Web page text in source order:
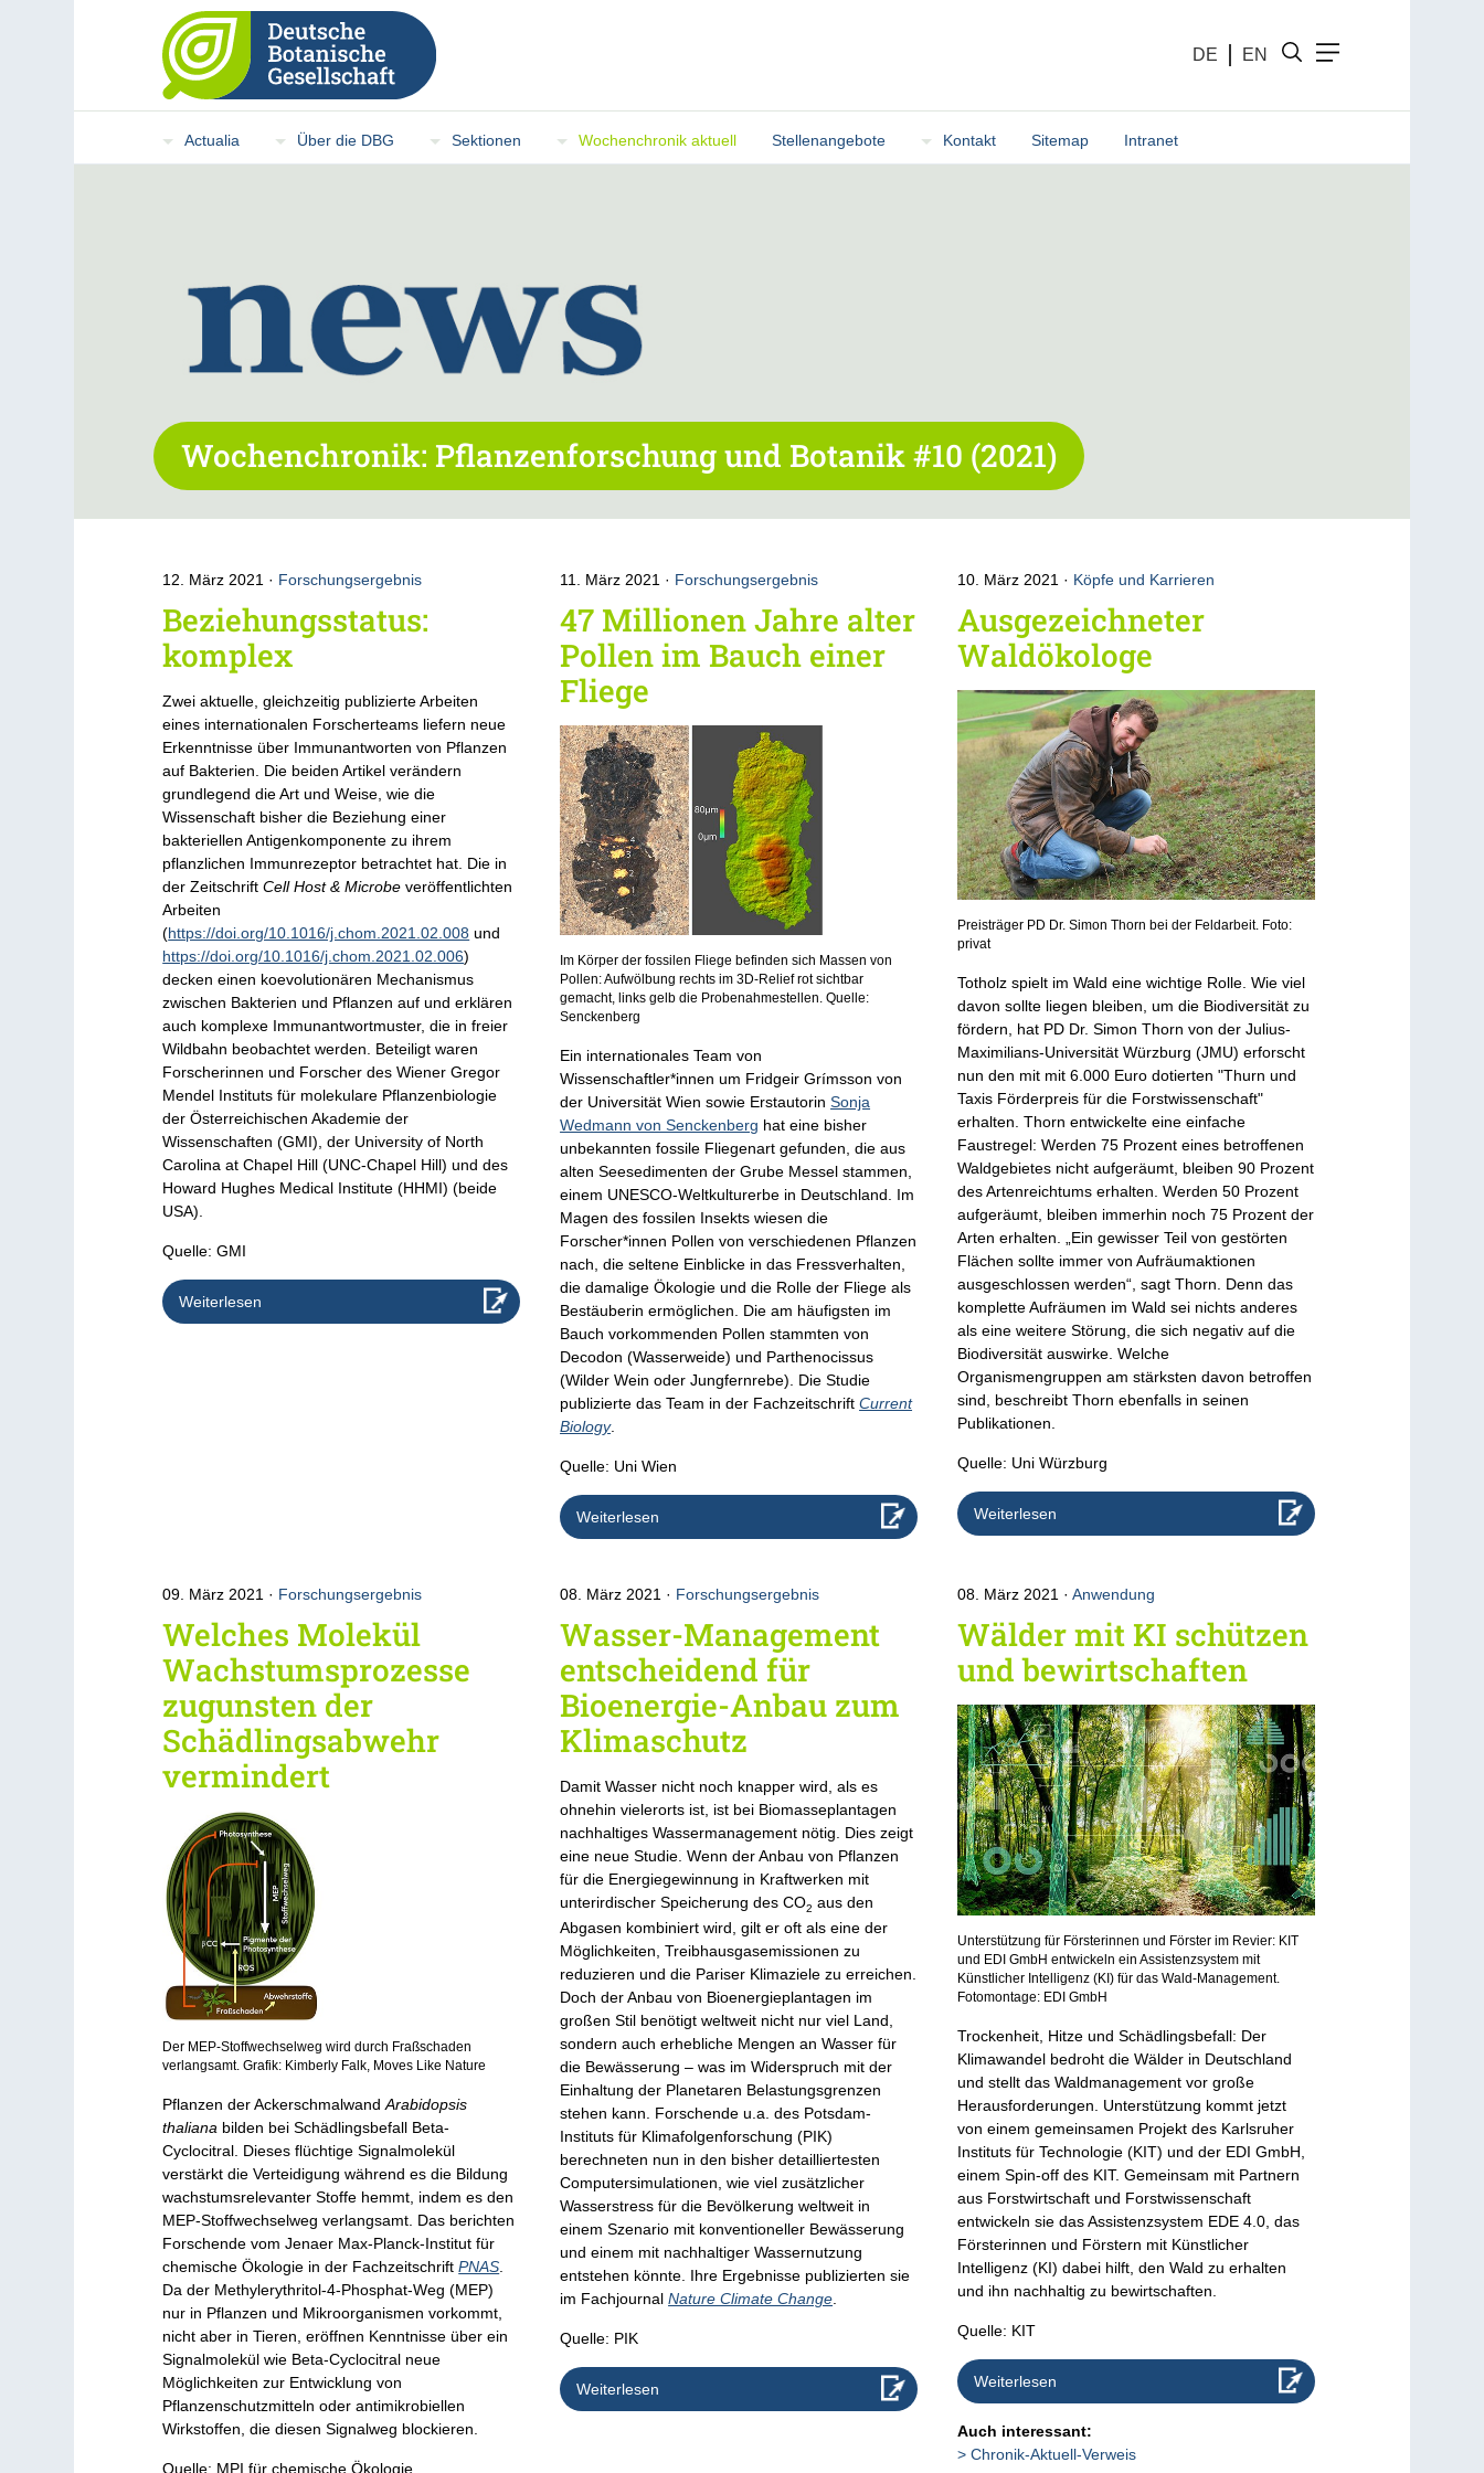
DE EN
Actualia Über die DBG Sektionen Wochenchronik aktuell Stellenangebote Kontakt Sitemap Intranet
Wochenchronik: Pflanzenforschung und Botanik #10 (2021)
12. März 2021 Forschungsergebnis
Beziehungsstatus:
komplex
Zwei aktuelle, gleichzeitig publizierte Arbeiten
eines internationalen Forscherteams liefern neue
Erkenntnisse über Immunantworten von Pflanzen
auf Bakterien. Die beiden Artikel verändern
grundlegend die Art und Weise, wie die
Wissenschaft bisher die Beziehung einer
bakteriellen Antigenkomponente zu ihrem
pflanzlichen Immunrezeptor betrachtet hat. Die in
der ZeitschriftCell Host & Microbe veröffentlichten
Arbeiten
(https://doi.org/10.1016/j.chom.2021.02.008 und
https://doi.org/10.1016/j.chom.2021.02.006)
decken einen koevolutionären Mechanismus
zwischen Bakterien und Pflanzen auf und erklären
auch komplexe Immunantwortmuster, die in freier
Wildbahn beobachtet werden. Beteiligt waren
Forscherinnen und Forscher des Wiener Gregor
Mendel Instituts für molekulare Pflanzenbiologie
der Österreichischen Akademie der
Wissenschaften (GMI), der University of North
Carolina at Chapel Hill (UNC-Chapel Hill) und des
Howard Hughes Medical Institute (HHMI) (beide
USA).
Quelle: GMI
Weiterlesen
11. März 2021 Forschungsergebnis
47 Millionen Jahre alter
Pollen im Bauch einer
Fliege
Im Körper der fossilen Fliege befinden sich Massen von
Pollen: Aufwölbung rechts im 3D-Relief rot sichtbar
gemacht, links gelb die Probenahmestellen. Quelle:
Senckenberg
Ein internationales Team von
Wissenschaftler*innen um Fridgeir Grímsson von
der Universität Wien sowie ErstautorinSonja
Wedmann von Senckenberg hat eine bisher
unbekannten fossile Fliegenart gefunden, die aus
alten Seesedimenten der Grube Messel stammen,
einem UNESCO-Weltkulturerbe in Deutschland. Im
Magen des fossilen Insekts wiesen die
Forscher*innen Pollen von verschiedenen Pflanzen
nach, die seltene Einblicke in das Fressverhalten,
die damalige Ökologie und die Rolle der Fliege als
Bestäuberin ermöglichen. Die am häufigsten im
Bauch vorkommenden Pollen stammten von
Decodon (Wasserweide) und Parthenocissus
(Wilder Wein oder Jungfernrebe). Die Studie
publizierte das Team in der FachzeitschriftCurrent
Biology.
Quelle: Uni Wien
Weiterlesen
10. März 2021 Köpfe und Karrieren
Ausgezeichneter
Waldökologe
Preisträger PD Dr. Simon Thorn bei der Feldarbeit. Foto:
privat
Totholz spielt im Wald eine wichtige Rolle. Wie viel
davon sollte liegen bleiben, um die Biodiversität zu
fördern, hat PD Dr. Simon Thorn von der Julius-
Maximilians-Universität Würzburg (JMU) erforscht
nun den mit mit 6.000 Euro dotierten "Thurn und
Taxis Förderpreis für die Forstwissenschaft"
erhalten. Thorn entwickelte eine einfache
Faustregel: Werden 75 Prozent eines betroffenen
Waldgebietes nicht aufgeräumt, bleiben 90 Prozent
des Artenreichtums erhalten. Werden 50 Prozent
aufgeräumt, bleiben immerhin noch 75 Prozent der
Arten erhalten. „Ein gewisser Teil von gestörten
Flächen sollte immer von Aufräumaktionen
ausgeschlossen werden“, sagt Thorn. Denn das
komplette Aufräumen im Wald sei nichts anderes
als eine weitere Störung, die sich negativ auf die
Biodiversität auswirke. Welche
Organismengruppen am stärksten davon betroffen
sind, beschreibt Thorn ebenfalls in seinen
Publikationen.
Quelle: Uni Würzburg
Weiterlesen
09. März 2021 Forschungsergebnis
Welches Molekül
Wachstumsprozesse
zugunsten der
Schädlingsabwehr
vermindert
Der MEP-Stoffwechselweg wird durch Fraßschaden
verlangsamt. Grafik: Kimberly Falk, Moves Like Nature
Pflanzen der AckerschmalwandArabidopsis
thaliana bilden bei Schädlingsbefall Beta-
Cyclocitral. Dieses flüchtige Signalmolekül
verstärkt die Verteidigung während es die Bildung
wachstumsrelevanter Stoffe hemmt, indem es den
MEP-Stoffwechselweg verlangsamt. Das berichten
Forschende vom Jenaer Max-Planck-Institut für
chemische Ökologie in der FachzeitschriftPNAS
Da der Methylerythritol-4-Phosphat-Weg (MEP)
nur in Pflanzen und Mikroorganismen vorkommt,
nicht aber in Tieren, eröffnen Kenntnisse über ein
Signalmolekül wie Beta-Cyclocitral neue
Möglichkeiten zur Entwicklung von
Pflanzenschutzmitteln oder antimikrobiellen
Wirkstoffen, die diesen Signalweg blockieren.
Quelle: MPI für chemische Ökologie
08. März 2021 Forschungsergebnis
Wasser-Management
entscheidend für
Bioenergie-Anbau zum
Klimaschutz
Damit Wasser nicht noch knapper wird, als es
ohnehin vielerorts ist, ist bei Biomasseplantagen
nachhaltiges Wassermanagement nötig. Dies zeigt
eine neue Studie. Wenn der Anbau von Pflanzen
für die Energiegewinnung in Kraftwerken mit
unterirdischer Speicherung des CO2 aus den
Abgasen kombiniert wird, gilt er oft als eine der
Möglichkeiten, Treibhausgasemissionen zu
reduzieren und die Pariser Klimaziele zu erreichen.
Doch der Anbau von Bioenergieplantagen im
großen Stil benötigt weltweit nicht nur viel Land,
sondern auch erhebliche Mengen an Wasser für
die Bewässerung – was im Widerspruch mit der
Einhaltung der Planetaren Belastungsgrenzen
stehen kann. Forschende u.a. des Potsdam-
Instituts für Klimafolgenforschung (PIK)
berechneten nun in den bisher detailliertesten
Computersimulationen, wie viel zusätzlicher
Wasserstress für die Bevölkerung weltweit in
einem Szenario mit konventioneller Bewässerung
und einem mit nachhaltiger Wassernutzung
entstehen könnte. Ihre Ergebnisse publizierten sie
im FachjournalNature Climate Change
Quelle: PIK
Weiterlesen
08. März 2021 Anwendung
Wälder mit KI schützen
und bewirtschaften
Unterstützung für Försterinnen und Förster im Revier: KIT
und EDI GmbH entwickeln ein Assistenzsystem mit
Künstlicher Intelligenz (KI) für das Wald-Management.
Fotomontage: EDI GmbH
Trockenheit, Hitze und Schädlingsbefall: Der
Klimawandel bedroht die Wälder in Deutschland
und stellt das Waldmanagement vor große
Herausforderungen. Unterstützung kommt jetzt
von einem gemeinsamen Projekt des Karlsruher
Instituts für Technologie (KIT) und der EDI GmbH,
einem Spin-off des KIT. Gemeinsam mit Partnern
aus Forstwirtschaft und Forstwissenschaft
entwickeln sie das Assistenzsystem EDE 4.0, das
Försterinnen und Förstern mit Künstlicher
Intelligenz (KI) dabei hilft, den Wald zu erhalten
und ihn nachhaltig zu bewirtschaften.
Quelle: KIT
Weiterlesen
Auch interessant:
Chronik-Aktuell-Verweis